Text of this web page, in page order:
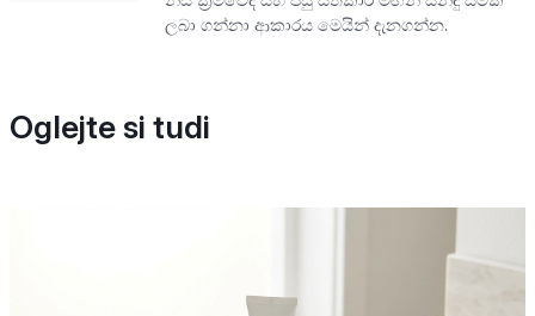
ලබා ගන්නා ආකාරය මෙයින් දැනගන්න.
Oglejte si tudi